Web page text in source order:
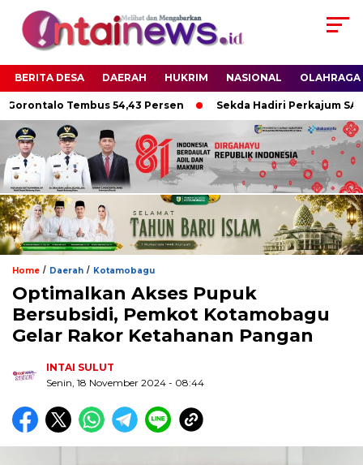
BERITA DESA DAERAH HUKRIM NASIONAL OLAHRAGA
Tembus 54,43 Persen Sekda Hadiri Perkajum SAKO
Home / Daerah / Kotamobagu
Optimalkan Akses Pupuk
Bersubsidi, Pemkot Kotamobagu
Gelar Rakor Ketahanan Pangan
INTAI SULUT
Senin, 18 November 2024 - 08:44